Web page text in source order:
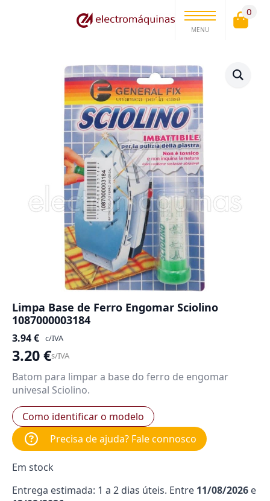
MENU
0
Limpa Base de Ferro Engomar Sciolino
1087000003184
3.94€ c/IVA
3.20€s/IVA
Batom para limpar a base do ferro de engomar
univesal Sciolino.
Como identificar o modelo
Precisa de ajuda? Fale connosco
Em stock
Entrega estimada: 1 a 2 dias úteis. Entre 11/08/2026 e